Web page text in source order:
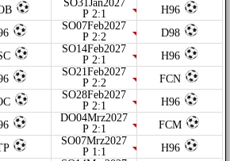
SO31Jan2027
P 2:1
H96
SO07Feb2027
P 2:2
D98
SO14Feb2027
P 2:1
H96
SO21Feb2027
P 2:2
FCN
SO28Feb2027
P 2:1
H96
DO04Mrz2027
P 2:1
FCM
SO07Mrz2027
P 1:1
H96